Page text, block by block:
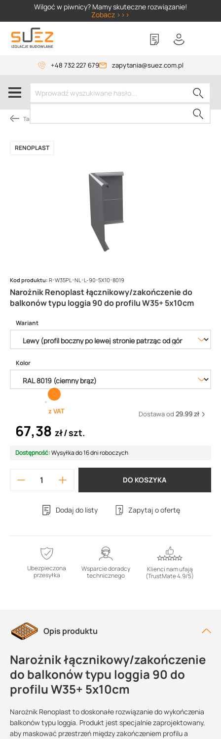
Wilgoć w piwnicy? Mamy skuteczne rozwiązanie!
Zobacz >>>
+48 732 227 679 zapytania@suez.com.pl
Tarasy i balkony wentylowane
Narożnik Renoplast łącznikowy/zakończenie do
balkonów typu loggia 90 do profilu W35+ 5x10cm
RENOPLAST
Kod produktu: R-W35PL-NL-L-90-5X10-8019
Wariant
Kolor
z VAT Dostawa od 29.99 zł
67,38 zł szt.
Dostępność:Wysyłka do 16 dni roboczych
DO KOSZYKA
Dodaj do listy Zapytaj o ofertę
Ubezpieczona
przesyłka
Wsparcie doradcy
technicznego
Klienci nam ufają
(TrustMate 4.9/5)
Opis produktu
Narożnik łącznikowy/zakończenie
do balkonów typu loggia 90 do
profilu W35+ 5x10cm
Narożnik Renoplast to doskonałe rozwiązanie do wykończenia
balkonów typu loggia. Produkt jest specjalnie zaprojektowany,
aby maskować przestrzeń między zakończeniem profilu a